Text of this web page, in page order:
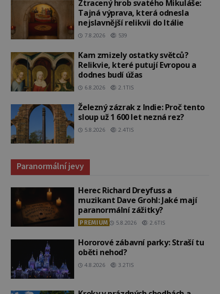
Ztracený hrob svatého Mikuláše:
Tajná výprava, která odnesla
nejslavnější relikvii do Itálie
7.8.2026 539
Kam zmizely ostatky světců?
Relikvie, které putují Evropou a
dodnes budí úžas
6.8.2026 2.1TIS
Železný zázrak z Indie: Proč tento
sloup už 1 600 let nezná rez?
5.8.2026 2.4TIS
Paranormální jevy
Herec Richard Dreyfuss a
muzikant Dave Grohl: Jaké mají
paranormální zážitky?
PREMIUM 5.8.2026 2.6TIS
Hororové zábavní parky: Straší tu
oběti nehod?
4.8.2026 3.2TIS